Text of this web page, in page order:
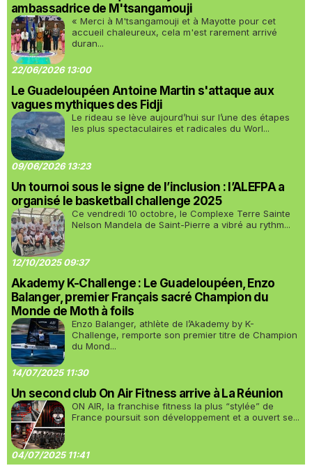
ambassadrice de M'tsangamouji
« Merci à M'tsangamouji et à Mayotte pour cet
accueil chaleureux, cela m'est rarement arrivé
duran...
22/06/2026 13:00
Le Guadeloupéen Antoine Martin s'attaque aux
vagues mythiques des Fidji
Le rideau se lève aujourd’hui sur l’une des étapes
les plus spectaculaires et radicales du Worl...
09/06/2026 13:23
Un tournoi sous le signe de l’inclusion : l’ALEFPA a
organisé le basketball challenge 2025
Ce vendredi 10 octobre, le Complexe Terre Sainte
Nelson Mandela de Saint-Pierre a vibré au rythm...
12/10/2025 09:37
Akademy K-Challenge : Le Guadeloupéen, Enzo
Balanger, premier Français sacré Champion du
Monde de Moth à foils
Enzo Balanger, athlète de l’Akademy by K-
Challenge, remporte son premier titre de Champion
du Mond...
14/07/2025 11:30
Un second club On Air Fitness arrive à La Réunion
ON AIR, la franchise fitness la plus “stylée” de
France poursuit son développement et a ouvert se...
04/07/2025 11:41